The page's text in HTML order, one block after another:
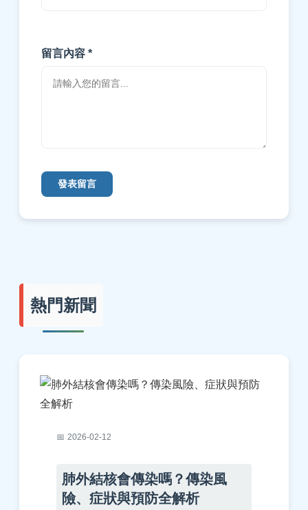
留言內容 *
發表留言
熱門新聞
2026-02-12
肺外結核會傳染嗎？傳染風
險、症狀與預防全解析